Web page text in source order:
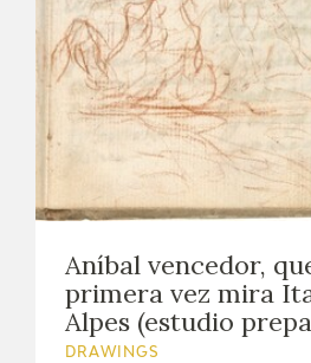
Aníbal vencedor,
primera vez mira
Alpes (estudio
DRAWINGS